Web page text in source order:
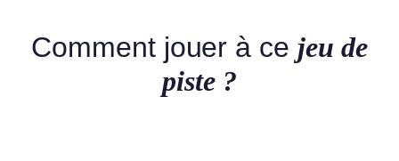
Comment jouer à ce jeu de
piste ?